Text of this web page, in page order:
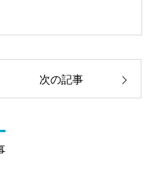
次の記事